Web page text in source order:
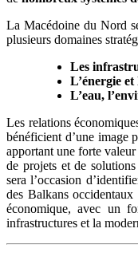
La Macédoine du Nord
plusieurs domaines
Les
L’énergie
L’eau,
Les relations
bénéficient d’une image
apportant une forte
de projets et de
sera l’occasion
des Balkans occidentaux
économique, avec un
infrastructures et la